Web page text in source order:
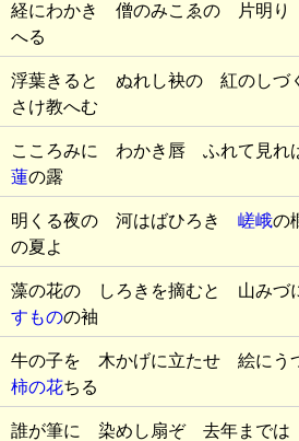
経にわかき 僧のみこゑの 片明
へる
浮葉きると ぬれし袂の 紅のし
さけ教へむ
こころみに わかき唇 ふれて見
蓮の露
明くる夜の 河はばひろき 嵯峨の
の夏よ
藻の花の しろきを摘むと 山み
すものの袖
牛の子を 木かげに立たせ 絵に
柿の花ちる
誰が筆に 染めし扇ぞ 去年まで